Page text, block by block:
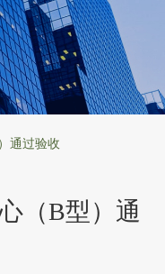
（B型）通
通过验收